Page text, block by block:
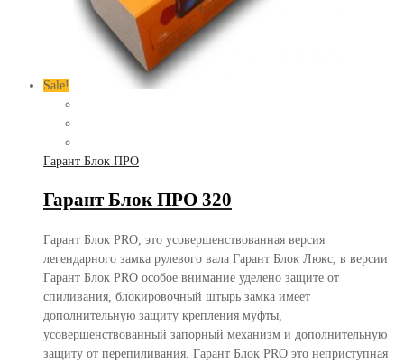
Sale!
Гарант Блок ПРО
Гарант Блок ПРО 320
Гарант Блок PRO, это усовершенствованная версия
легендарного замка рулевого вала Гарант Блок Люкс, в версии
Гарант Блок PRO особое внимание уделено защите от
спиливания, блокировочный штырь замка имеет
дополнительную защиту крепления муфты,
усовершенствованный запорный механизм и дополнительную
защиту от перепиливания. Гарант Блок PRO это неприступная